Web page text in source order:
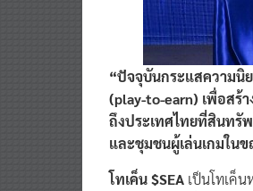
“ปัจจุบันกระแสความนิ
(play-to-earn) เพื่อสร้า
ถึงประเทศไทยที่สินทรั
และชุมชนผู้เล่นเกมใน
โทเค็น $SEA เป็นโทเค็น